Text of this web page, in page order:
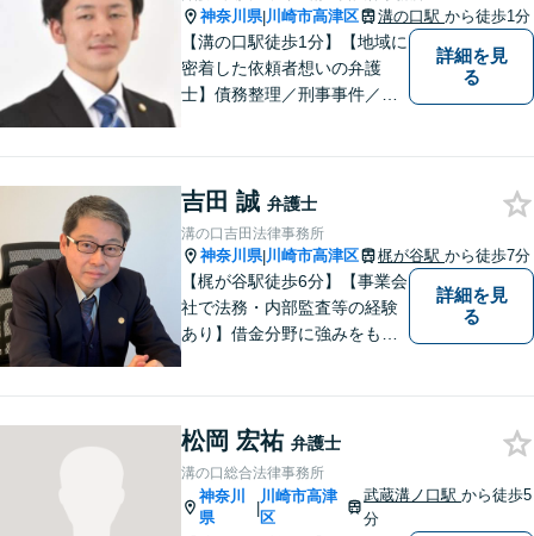
神奈川県|川崎市高津区 溝の口駅 から徒歩1分
【溝の口駅徒歩1分】【地域に
密着した依頼者想いの弁護
士】債務整理／刑事事件／離
弁護を進めてまいります。ま
ずはお気軽にご相談くださ
い。
詳細を見
る
吉田 誠 弁護士
溝の口吉田法律事務所
神奈川県|川崎市高津区 梶が谷駅 から徒歩7分
【梶が谷駅徒歩6分】【事業会
社で法務・内部監査等の経験
あり】借金分野に強みをも
作りに尽力しています。【初
回無料相談】【東京・神奈川
エリア】
詳細を見
る
松岡 宏祐 弁護士
溝の口総合法律事務所
神奈川
県
|
川崎市高津
区
武蔵溝ノ口駅から徒歩5
分